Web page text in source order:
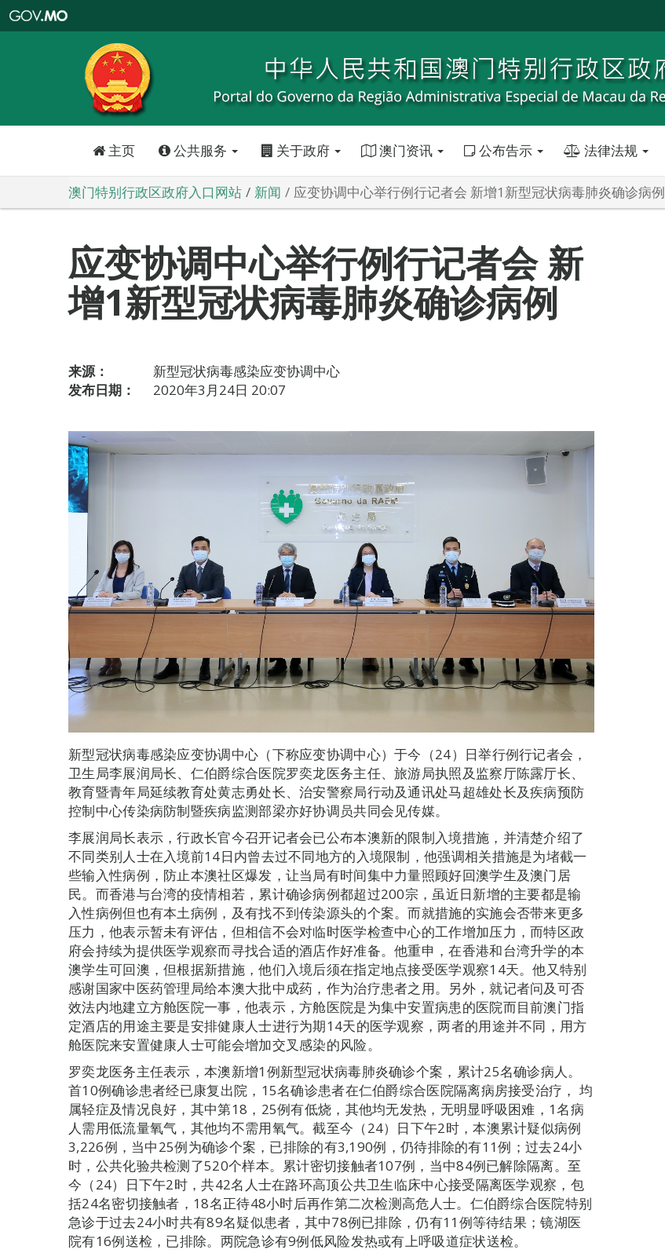
特
政
区
政
口
主页 公共服务 关于政府 澳门资讯 公布告示 法律法规
澳门特别行政区政府入口网站 新闻 应变协调中心举行例行记者会 新增1新型冠状病毒肺炎确诊病例
应变协调中心举行例行记者会 新
增1新型冠状病毒肺炎确诊病例
来源：
新型冠状病毒感染应变协调中心
发布日期：
2020年3月24日 20:07
新型冠状病毒感染应变协调中心（下称应变协调中心）于今（24）日举行例行记者会，
卫生局李展润局长、仁伯爵综合医院罗奕龙医务主任、旅游局执照及监察厅陈露厅长、
教育暨青年局延续教育处黄志勇处长、治安警察局行动及通讯处马超雄处长及疾病预防
控制中心传染病防制暨疾病监测部梁亦好协调员共同会见传媒。
李展润局长表示，行政长官今召开记者会已公布本澳新的限制入境措施，并清楚介绍了
不同类别人士在入境前14日内曾去过不同地方的入境限制，他强调相关措施是为堵截一
些输入性病例，防止本澳社区爆发，让当局有时间集中力量照顾好回澳学生及澳门居
民。而香港与台湾的疫情相若，累计确诊病例都超过200宗，虽近日新增的主要都是输
入性病例但也有本土病例，及有找不到传染源头的个案。而就措施的实施会否带来更多
压力，他表示暂未有评估，但相信不会对临时医学检查中心的工作增加压力，而特区政
府会持续为提供医学观察而寻找合适的酒店作好准备。他重申，在香港和台湾升学的本
澳学生可回澳，但根据新措施，他们入境后须在指定地点接受医学观察14天。他又特别
感谢国家中医药管理局给本澳大批中成药，作为治疗患者之用。另外，就记者问及可否
效法内地建立方舱医院一事，他表示，方舱医院是为集中安置病患的医院而目前澳门指
定酒店的用途主要是安排健康人士进行为期14天的医学观察，两者的用途并不同，用方
舱医院来安置健康人士可能会增加交叉感染的风险。
罗奕龙医务主任表示，本澳新增1例新型冠状病毒肺炎确诊个案，累计25名确诊病人。
首10例确诊患者经已康复出院，15名确诊患者在仁伯爵综合医院隔离病房接受治疗， 均
属轻症及情况良好，其中第18，25例有低烧，其他均无发热，无明显呼吸困难，1名病
人需用低流量氧气，其他均不需用氧气。截至今（24）日下午2时，本澳累计疑似病例
3,226例，当中25例为确诊个案，已排除的有3,190例，仍待排除的有11例；过去24小
时，公共化验共检测了520个样本。累计密切接触者107例，当中84例已解除隔离。至
今（24）日下午2时，共42名人士在路环高顶公共卫生临床中心接受隔离医学观察，包
括24名密切接触者，18名正待48小时后再作第二次检测高危人士。仁伯爵综合医院特别
急诊于过去24小时共有89名疑似患者，其中78例已排除，仍有11例等待结果；镜湖医
院有16例送检，已排除。两院急诊有9例低风险发热或有上呼吸道症状送检。